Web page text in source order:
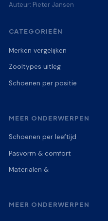
Auteur: Pieter Jansen
CATEGORIEËN
Merken vergelijken
Zooltypes uitleg
Schoenen per positie
MEER ONDERWERPEN
Schoenen per leeftijd
Pasvorm & comfort
Materialen &
MEER ONDERWERPEN